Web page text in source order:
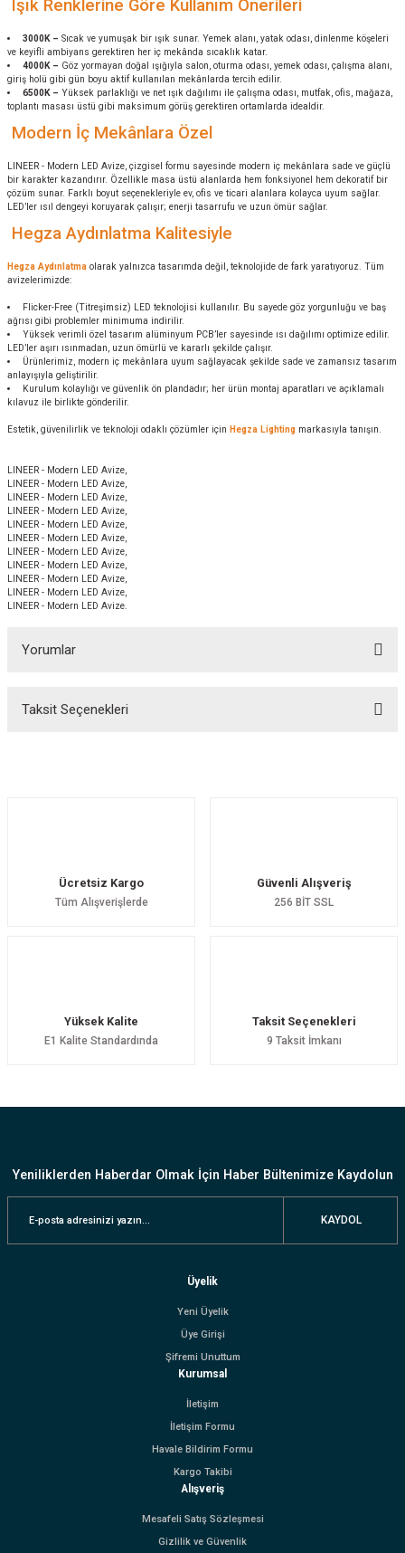
Işık Renklerine Göre Kullanım Önerileri
3000K –Sıcak ve yumuşak bir ışık sunar. Yemek alanı, yatak odası, dinlenme köşeleri
ve keyifli ambiyans gerektiren her iç mekânda sıcaklık katar.
4000K – Göz yormayan doğal ışığıyla salon, oturma odası, yemek odası, çalışma alanı,
giriş holü gibi gün boyu aktif kullanılan mekânlarda tercih edilir.
6500K – Yüksek parlaklığı ve net ışık dağılımı ile çalışma odası, mutfak, ofis, mağaza,
toplantı masası üstü gibi maksimum görüş gerektiren ortamlarda idealdir.
Modern İç Mekânlara Özel
LINEER - Modern LED Avize, çizgisel formu sayesinde modern iç mekânlara sade ve güçlü
bir karakter kazandırır. Özellikle masa üstü alanlarda hem fonksiyonel hem dekoratif bir
çözüm sunar. Farklı boyut seçenekleriyle ev, ofis ve ticari alanlara kolayca uyum sağlar.
LED’ler ısıl dengeyi koruyarak çalışır; enerji tasarrufu ve uzun ömür sağlar.
Hegza Aydınlatma Kalitesiyle
Hegza Aydınlatma olarak yalnızca tasarımda değil, teknolojide de fark yaratıyoruz. Tüm
avizelerimizde:
Flicker-Free (Titreşimsiz) LED teknolojisi kullanılır. Bu sayede göz yorgunluğu ve baş
ağrısı gibi problemler minimuma indirilir.
Yüksek verimli özel tasarım alüminyum PCB’ler sayesinde ısı dağılımı optimize edilir.
LED’ler aşırı ısınmadan, uzun ömürlü ve kararlı şekilde çalışır.
Ürünlerimiz, modern iç mekânlara uyum sağlayacak şekilde sade ve zamansız tasarım
anlayışıyla geliştirilir.
Kurulum kolaylığı ve güvenlik ön plandadır; her ürün montaj aparatları ve açıklamalı
kılavuz ile birlikte gönderilir.
Estetik, güvenilirlik ve teknoloji odaklı çözümler için Hegza Lighting markasıyla tanışın.
LINEER - Modern LED Avize,
LINEER - Modern LED Avize,
LINEER - Modern LED Avize,
LINEER - Modern LED Avize,
LINEER - Modern LED Avize,
LINEER - Modern LED Avize,
LINEER - Modern LED Avize,
LINEER - Modern LED Avize,
LINEER - Modern LED Avize,
LINEER - Modern LED Avize,
LINEER - Modern LED Avize.
Yorumlar
Taksit Seçenekleri
Ücretsiz Kargo
Tüm Alışverişlerde
Güvenli Alışveriş
256 BİT SSL
Yüksek Kalite
E1 Kalite Standardında
Taksit Seçenekleri
9 Taksit İmkanı
Yeniliklerden Haberdar Olmak İçin Haber Bültenimize Kaydolun
KAYDOL
Üyelik
Yeni Üyelik
Üye Girişi
Şifremi Unuttum
Kurumsal
İletişim
İletişim Formu
Havale Bildirim Formu
Kargo Takibi
Alışveriş
Mesafeli Satış Sözleşmesi
Gizlilik ve Güvenlik